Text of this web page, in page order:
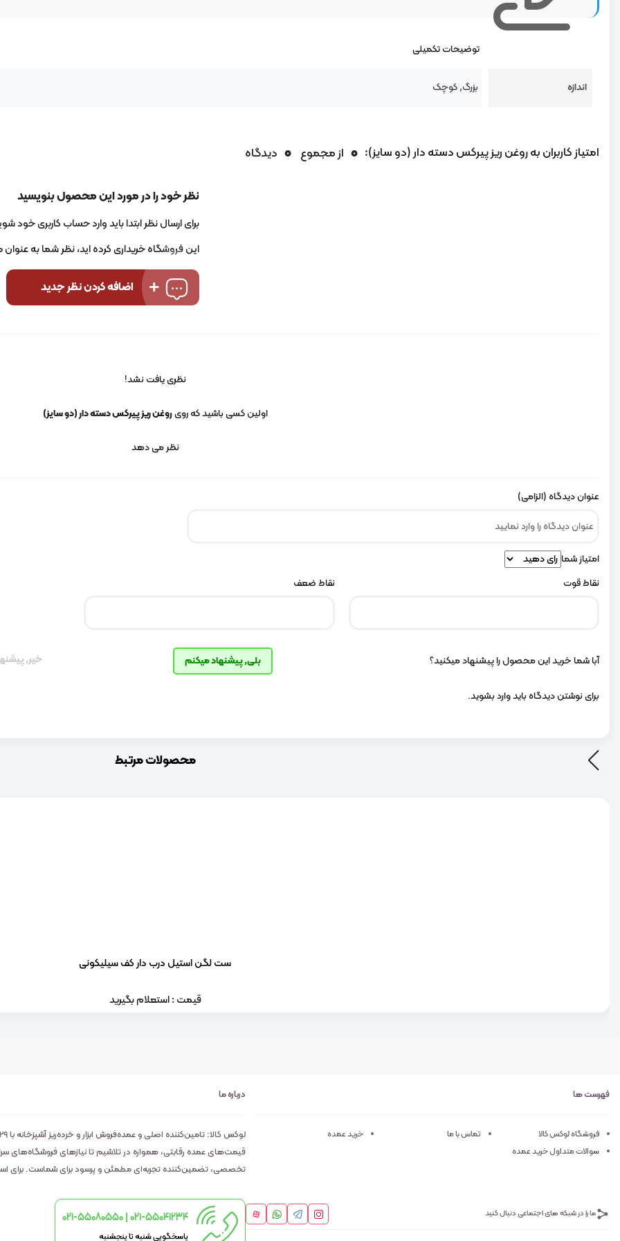
توضیحات تکمیلی
اندازه بزرگ, کوچک
امتیاز کاربران به روغن ریز پیرکس دسته دار (دو سایز): 0 از مجموع 0 دیدگاه
نظر خود را در مورد این محصول بنویسید
برای ارسال نظر ابتدا باید وارد حساب کاربری خود
این فروشگاه خریداری کرده اید، نظر شما به
اضافه کردن نظر جدید
نظری یافت نشد!
اولین کسی باشید که رویروغن ریز پیرکس دسته دار (دو سایز)
نظر می دهد
عنوان دیدگاه (الزامی)
امتیاز شما
نقاط قوت
نقاط ضعف
آبا شما خرید این محصول را پیشنهاد میکنید؟ بلی, پیشنهاد میکنم خیر,
برای نوشتن دیدگاه بایدوارد بشوید.
محصولات مرتبط
ست لگن استیل درب دار کف سیلیکونی
قیمت : استعلام بگیرید
فهرست ها
فروشگاه لوکس کالا تماس با ما
خرید عمده
سوالات متداول خرید عمده
درباره ما
قیمت‌های عمده رقابتی، همواره در تلاشیم تا نیازهای فروشگاه‌های
تخصصی، تضمین‌کننده تجربه‌ای مطمئن و پرسود برای شماست. برای
ما را در شبکه های اجتماعی دنبال کنید 021-55080550 | 021-55041234
پاسخگویی شنبه تا پنجشنبه